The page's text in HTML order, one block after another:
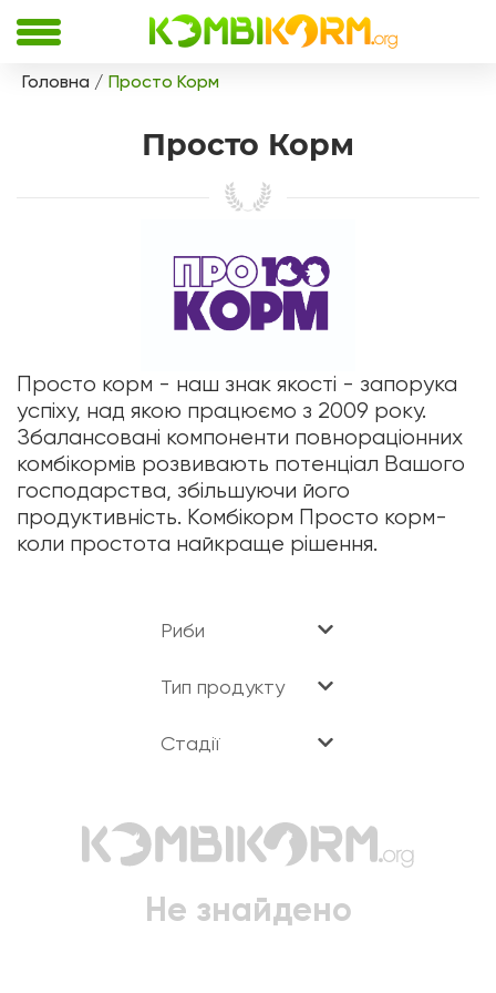
Головна Просто Корм
Просто Корм
Просто корм - наш знак якості - запорука
успіху, над якою працюємо з 2009 року.
Збалансовані компоненти повнораціонних
комбікормів розвивають потенціал Вашого
господарства, збільшуючи його
продуктивність. Комбікорм Просто корм-
коли простота найкраще рішення.
Риби
Тип продукту
Стадії
Не знайдено